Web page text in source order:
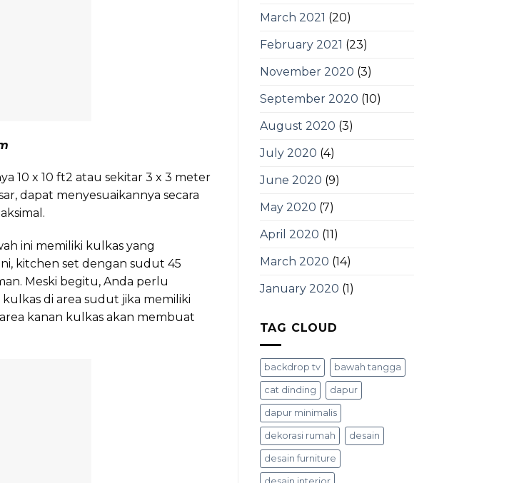
10 x 10 ft2 atau sekitar 3 x 3 meter
dapat menyesuaikannya secara
ini memiliki kulkas yang
kitchen set dengan sudut 45
Meski begitu, Anda perlu
di area sudut jika memiliki
kanan kulkas akan membuat
March 2021 (20)
February 2021 (23)
November 2020 (3)
September 2020 (10)
August 2020 (3)
July 2020 (4)
June 2020 (9)
May 2020 (7)
April 2020 (11)
March 2020 (14)
January 2020 (1)
TAG CLOUD
backdrop tv bawah tangga
cat dinding dapur
dapur minimalis
dekorasi rumah desain
desain furniture